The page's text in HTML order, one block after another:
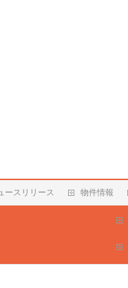
ースリリース 物件情報